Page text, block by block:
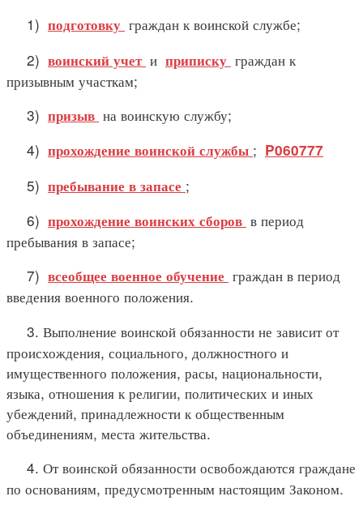
1) подготовку граждан к воинской службе;
2) воинский учет и приписку граждан к
призывным участкам;
3) призыв на воинскую службу;
4) прохождение воинской службы ; P060777
5) пребывание в запасе ;
6) прохождение воинских сборов в период
пребывания в запасе;
7) всеобщее военное обучение граждан в период
введения военного положения.
3. Выполнение воинской обязанности не зависит от
происхождения, социального, должностного и
имущественного положения, расы, национальности,
языка, отношения к религии, политических и иных
убеждений, принадлежности к общественным
объединениям, места жительства.
4. От воинской обязанности освобождаются граждане
по основаниям, предусмотренным настоящим Законом.